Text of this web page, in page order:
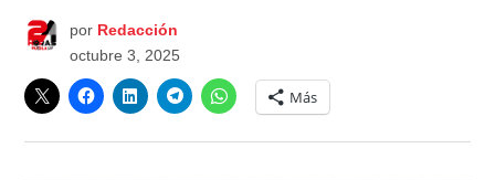
por Redacción
octubre 3, 2025
Más